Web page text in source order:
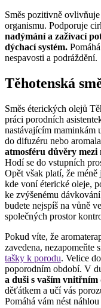
Směs pozitivně
organismu. Podporuje
nadýmání a zažívací
dýchací systém.
nespavosti a podráždění.
Těhotenská
Směs éterických olejů
práci porodních
nastávajícím maminkám
do difuzéru nebo
atmosféru důvěry
Hodí se do vstupních
Opět však platí, že
kde voní éterické oleje,
ke zvýšenému
budete nejspíš na vůně
společných prostor
Pokud víte, že
zavedena, nezapomeňte
tašky k porodu. Velice
poporodním období. V
a duši s vaším vnitřním
děťátkem a učí vás
Pomáhá vám nést náhlou